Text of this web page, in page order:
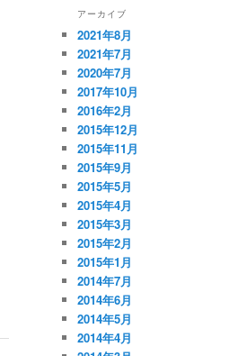
アーカイブ
2021年8月
2021年7月
2020年7月
2017年10月
2016年2月
2015年12月
2015年11月
2015年9月
2015年5月
2015年4月
2015年3月
2015年2月
2015年1月
2014年7月
2014年6月
2014年5月
2014年4月